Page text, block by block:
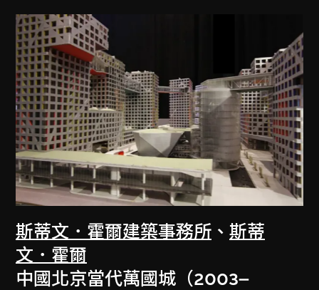
斯蒂文．霍爾建築事務所 、斯蒂
文．霍爾
中國北京當代萬國城（2003–